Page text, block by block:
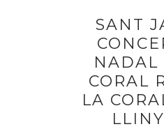
SANT
NADAL
CORAL
LA